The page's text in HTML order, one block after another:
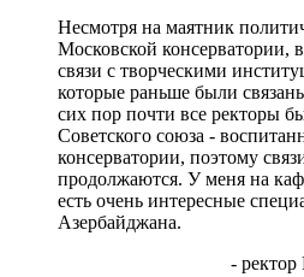
Несмотря на маятник
Московской консерватории,
связи с творческими
которые раньше были
сих пор почти все ректоры
Советского союза -
консерватории, поэтому
продолжаются. У меня на
есть очень интересные
Азербайджана.
- ректор